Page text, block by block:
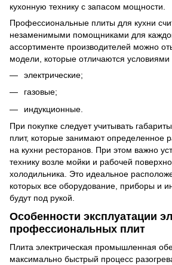
кухонную технику с запасом мощности.
Профессиональные плиты для кухни
незаменимыми помощниками для
ассортименте производителей можно
модели, которые отличаются условиями
электрические;
газовые;
индукционные.
При покупке следует учитывать
плит, которые занимают определенное
на кухни ресторанов. При этом важно
технику возле мойки и рабочей
холодильника. Это идеальное
которых все оборудование, приборы и
будут под рукой.
Особенности эксплуатации
профессиональных плит
Плита электрическая промышленная
максимально быстрый процесс